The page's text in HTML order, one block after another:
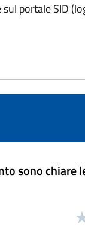
portale SID
sono chiare